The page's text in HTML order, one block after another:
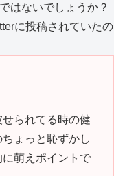
はないでしょうか？
に投稿されていたの
せられてる時の健
ょっと恥ずかし
萌えポイントで